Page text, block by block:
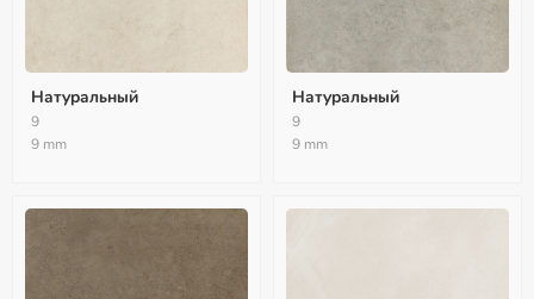
Натуральный
9
9 mm
Натуральный
9
9 mm